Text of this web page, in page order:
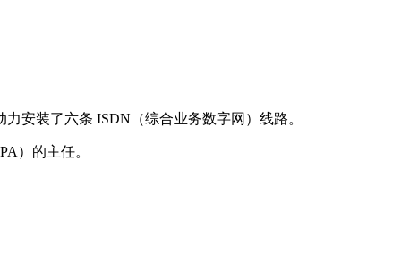
装了六条 ISDN（综合业务数字网）线路。
）的主任。